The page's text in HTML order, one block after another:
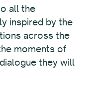
all the
inspired by the
across the
moments of
they will